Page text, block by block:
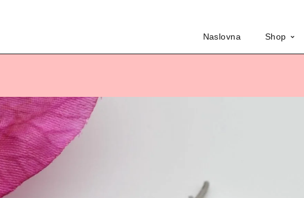
Naslovna Shop